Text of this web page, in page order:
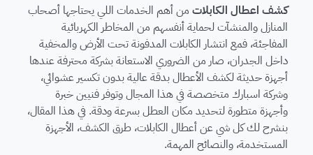
كشف اعطال الكابلاتمن أهم الخدمات اللي يحتاجها أصحاب
المنازل والمنشآت لحماية أنفسهم من المخاطر الكهربائية
المفاجئة، فمع انتشار الكابلات المدفونة تحت الأرض والمخفية
داخل الجدران، صار من الضروري الاستعانة بشركة محترفة عندها
أجهزة حديثة لكشف الأعطال بدقة عالية بدون تكسير عشوائي،
وشركة اسبارك متخصصة في هذا المجال وتوفر فنيين خبرة
وأجهزة متطورة لتحديد مكان العطل بسرعة ودقة. في هذا المقال،
بنشرح لك كل شي عن أعطال الكابلات، طرق الكشف، الأجهزة
المستخدمة، والنصائح المهمة.